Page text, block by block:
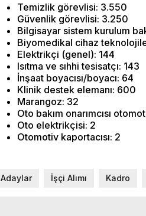
Temizlik görevlisi: 3.550
Güvenlik görevlisi: 3.250
Bilgisayar sistem kurulum
Biyomedikal cihaz
Elektrikçi (genel): 144
Isıtma ve sıhhi tesisatçı: 143
İnşaat boyacısı/boyacı: 64
Klinik destek elemanı: 600
Marangoz: 32
Oto bakım onarımcısı
Oto elektrikçisi: 2
Otomotiv kaportacısı: 2
Adaylar İşçi Alımı Kadro